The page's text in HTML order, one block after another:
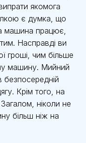
якомога
є думка, що
машина працює,
Насправді ви
гроші, чим більше
машину. Мийний
безпосередній
Крім того, на
ніколи не
більш ніж на